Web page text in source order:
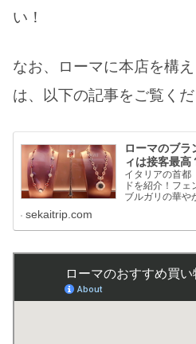
い！
なお、ローマに本店を構
は、以下の記事をご覧くだ
ローマのブラ
ィは接客最高
イタリアの首都
ドを紹介！フェ
ブルガリの華や
アの女王」が
sekaitrip.com